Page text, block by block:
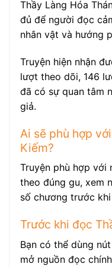
Thầy Làng Hóa
đủ để người đọc
nhân vật và hướng
Truyện hiện nhận
lượt theo dõi, 146
đã có sự quan tâm
giả.
Ai sẽ phù hợp
Kiếm?
Truyện phù hợp với
theo đúng gu, xem
số chương trước
Trước khi đọc
Bạn có thể dùng
mở nguồn đọc